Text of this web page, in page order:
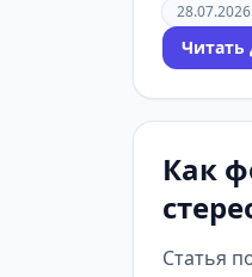
28.07.2026
Читать
Как
Статья